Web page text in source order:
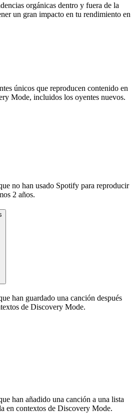
orgánicas dentro y fuera de la
un gran impacto en tu rendimiento en
únicos que reproducen contenido en
Mode, incluidos los oyentes nuevos.
no han usado Spotify para reproducir
2 años.
han guardado una canción después
de Discovery Mode.
han añadido una canción a una lista
en contextos de Discovery Mode.